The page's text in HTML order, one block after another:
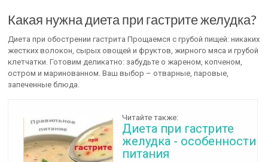
Какая нужна диета при гастрите желудка?
Диета при обострении гастрита Прощаемся с грубой пищей: никаких
жестких волокон, сырых овощей и фруктов, жирного мяса и грубой
клетчатки. Готовим деликатно: забудьте о жареном, копченом,
остром и маринованном. Ваш выбор – отварные, паровые,
запеченные блюда.
Читайте также:
Диета при гастрите
желудка - особенности
питания